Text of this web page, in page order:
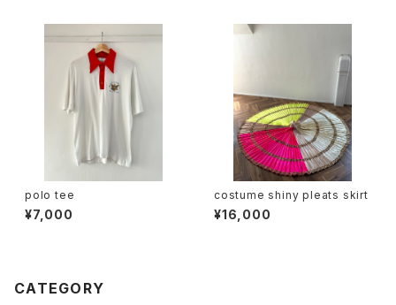
polo tee
¥7,000
costume shiny pleats skirt
¥16,000
CATEGORY